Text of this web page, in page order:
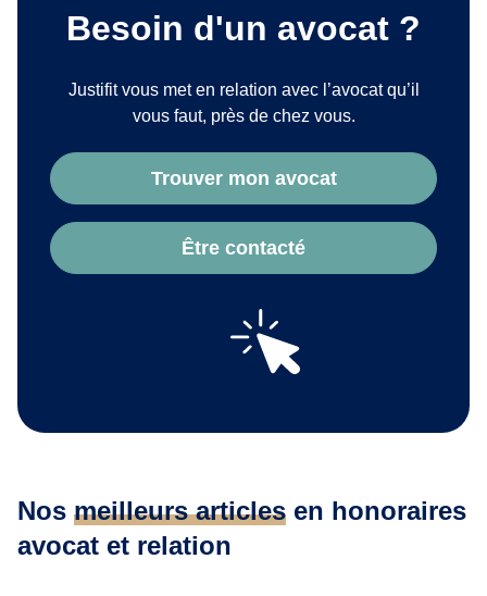
Besoin d'un avocat ?
Justifit vous met en relation avec l’avocat qu’il
vous faut, près de chez vous.
Trouver mon avocat
Être contacté
Nos meilleurs articles en honoraires
avocat et relation